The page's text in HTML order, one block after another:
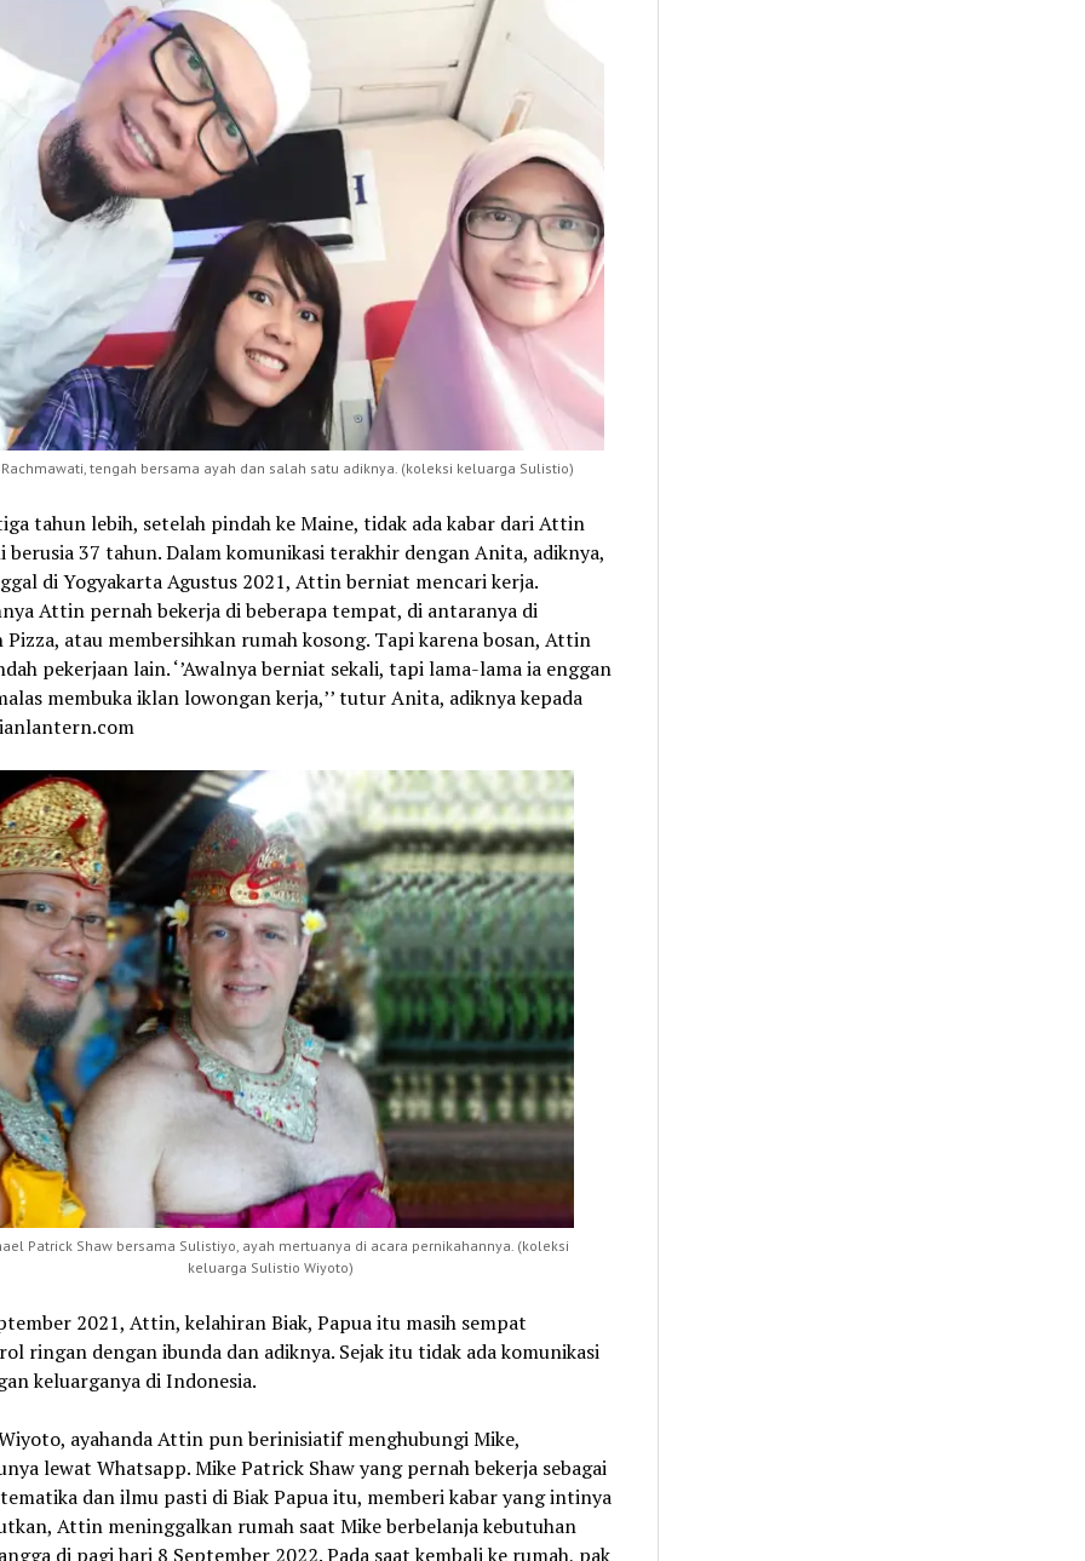
tengah bersama ayah dan salah satu adiknya. (koleksi keluarga Sulistio)
tahun lebih, setelah pindah ke Maine, tidak ada kabar dariAttin
berusia 37 tahun. Dalam komunikasi terakhir dengan Anita, adiknya,
di Yogyakarta Agustus 2021, Attinberniat mencari kerja.
Attinpernah bekerja di beberapa tempat, di antaranya di
atau membersihkan rumah kosong. Tapi karena bosan, Attin
pekerjaan lain. ‘’Awalnya berniat sekali, tapi lama-lama ia enggan
membuka iklan lowongan kerja,’’ tutur Anita, adiknya kepada
Patrick Shaw bersama Sulistiyo, ayah mertuanya di acara pernikahannya. (koleksi
keluarga Sulistio Wiyoto)
2021, Attin, kelahiran Biak, Papua itu masih sempat
ringan dengan ibunda dan adiknya. Sejak itu tidak ada komunikasi
keluarganya di Indonesia.
ayahandaAttinpun berinisiatif menghubungi Mike,
lewat Whatsapp. Mike Patrick Shaw yang pernah bekerja sebagai
dan ilmu pasti di Biak Papua itu, memberi kabar yang intinya
Attinmeninggalkan rumah saat Mike berbelanja kebutuhan
di pagi hari 8 September 2022. Pada saat kembali ke rumah, pak